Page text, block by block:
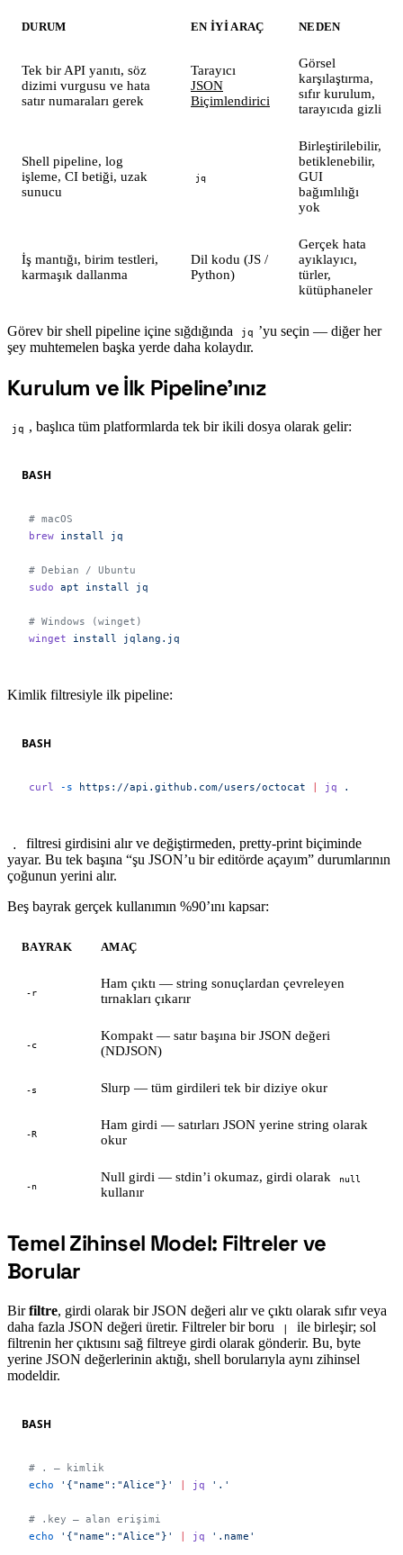
DURUM EN IYI ARAÇ NEDEN
Tek bir API yanıtı, söz
dizimi vurgusu ve hata
satır numaraları gerek
Tarayıcı
JSON
Biçimlendirici
Görsel
karşılaştırma,
sıfır kurulum,
tarayıcıda gizli
Shell pipeline, log
işleme, CI betiği, uzak
sunucu
jq
Birleştirilebilir,
betiklenebilir,
GUI
bağımlılığı
yok
İş mantığı, birim testleri,
karmaşık dallanma
Dil kodu (JS /
Python)
Gerçek hata
ayıklayıcı,
türler,
kütüphaneler
Görev bir shell pipeline içine sığdığında jq ’yu seçin — diğer her
şey muhtemelen başka yerde daha kolaydır.
#
Kurulum ve İlk Pipeline’ınız
jq , başlıca tüm platformlarda tek bir ikili dosya olarak gelir:
BASH
# macOS
brew install jq
# Debian / Ubuntu
sudo apt install jq
# Windows (winget)
winget install jqlang.jq
Kimlik filtresiyle ilk pipeline:
BASH
curl -s https://api.github.com/users/octocat jq .
.
filtresi girdisini alır ve değiştirmeden, pretty-print biçiminde
yayar. Bu tek başına “şu JSON’u bir editörde açayım” durumlarının
çoğunun yerini alır.
Beş bayrak gerçek kullanımın %90’ını kapsar:
BAYRAK AMAÇ
-r
Ham çıktı — string sonuçlardan çevreleyen
tırnakları çıkarır
-c
Kompakt — satır başına bir JSON değeri
(NDJSON)
-s Slurp — tüm girdileri tek bir diziye okur
-R
Ham girdi — satırları JSON yerine string olarak
okur
-n
Null girdi — stdin’i okumaz, girdi olarak null
kullanır
#
Temel Zihinsel Model: Filtreler ve
Borular
Birfiltre, girdi olarak bir JSON değeri alır ve çıktı olarak sıfır veya
daha fazla JSON değeri üretir. Filtreler bir boru
ile birleşir; sol
filtrenin her çıktısını sağ filtreye girdi olarak gönderir. Bu, byte
yerine JSON değerlerinin aktığı, shell borularıyla aynı zihinsel
modeldir.
BASH
# . — kimlik
echo '{"name":"Alice"}' jq '.'
# .key — alan erişimi
echo '{"name":"Alice"}' jq '.name'